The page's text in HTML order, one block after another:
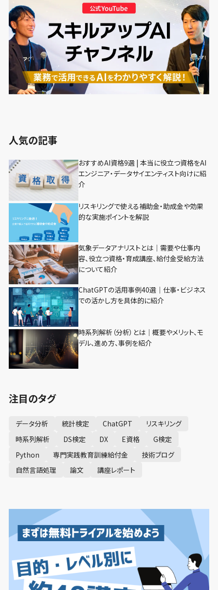
人気の記事
おすすめAI資格9選 | 本当に役立つ資格をAI
エンジニア・データサイエンティスト向けに紹
介
リスキリングで使える補助金・助成金や効果
的な実施ポイントを解説
気象データアナリストとは｜需要や仕事内
容、役立つ資格・育成講座、給付金受給方法
について紹介
ChatGPTの活用事例40選｜仕事・ビジネス
での活かし方を具体的に紹介
時系列解析（分析）とは｜概要やメリット、モ
デル、進め方、事例を紹介
注目のタグ
データ分析 統計検定 ChatGPT
リスキリング
時系列解析
DS検定 DX E資格
G検定
Python
専門実践教育訓練給付金
技術ブログ
自然言語処理
論文 講座レポート